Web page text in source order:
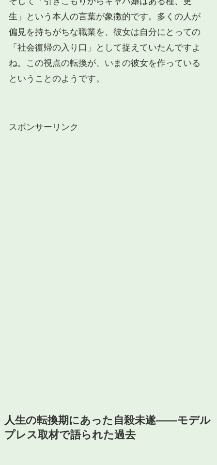
生」という本人の言葉が象徴的です。多くの人が
偏見を持ちがちな職業を、彼女は自分にとっての
「社会復帰の入り口」として捉えていたんですよ
ね。この視点の転換が、いまの彼女を作っている
ということのようです。
スポンサーリンク
人生の転換期にあった自殺未遂——モデル
プレス取材で語られた過去